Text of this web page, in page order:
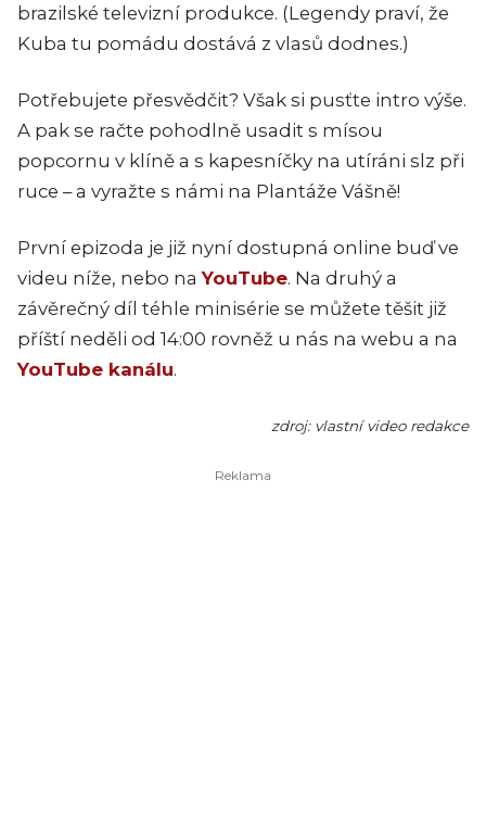
brazilské televizní produkce. (Legendy praví, že
Kuba tu pomádu dostává z vlasů dodnes.)
Potřebujete přesvědčit? Však si pusťte intro výše.
A pak se račte pohodlně usadit s mísou
popcornu v klíně a s kapesníčky na utíráni slz při
ruce – a vyražte s námi na Plantáže Vášně!
První epizoda je již nyní dostupná online buď ve
videu níže, nebo naYouTube. Na druhý a
závěrečný díl téhle minisérie se můžete těšit již
příští neděli od 14:00 rovněž u nás na webu a na
YouTube kanálu.
zdroj: vlastní video redakce